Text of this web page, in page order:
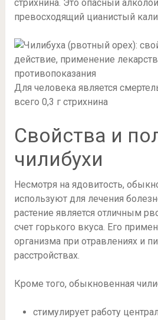
стрихнина. Это опасный
превосходящий цианистый
Для человека является
всего 0,3 г стрихнина
Свойства и
чилибухи
Несмотря на ядовитость,
используют для лечения
растение является отличным
счет горького вкуса. Его
организма при отравлениях и
расстройствах.
Кроме того, обыкновенная
стимулирует работу